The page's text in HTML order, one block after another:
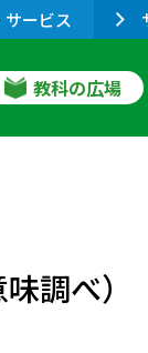
ービス
教科の広場
調べ）